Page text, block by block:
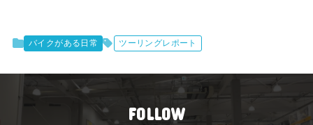
バイクがある日常 ツーリングレポート
FOLLOW